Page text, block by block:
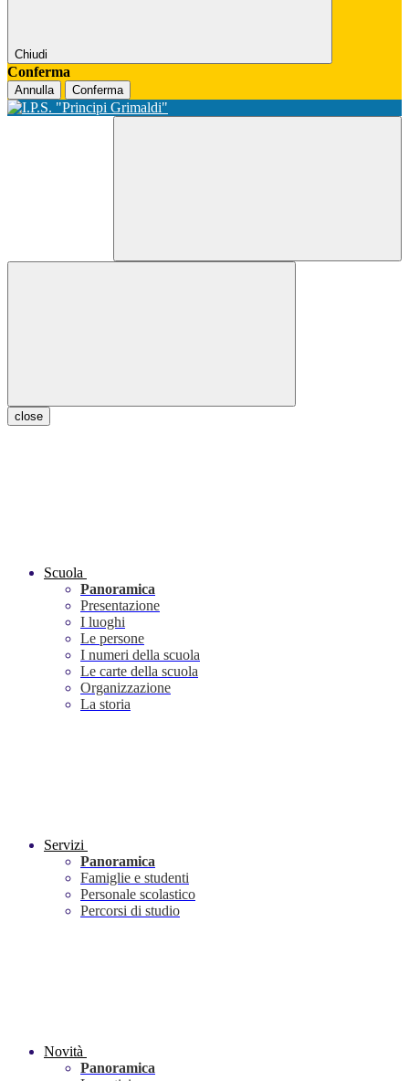
Chiudi
Conferma
Annulla Conferma
close
Scuola
Panoramica
Presentazione
I luoghi
Le persone
I numeri della scuola
Le carte della scuola
Organizzazione
La storia
Servizi
Panoramica
Famiglie e studenti
Personale scolastico
Percorsi di studio
Novità
Panoramica